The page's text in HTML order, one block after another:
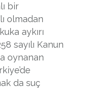
bir
olmadan
aykırı
sayılı Kanun
oynanan
da suç